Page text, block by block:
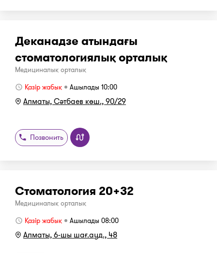
Деканадзе атындағы
стоматологиялық орталық
Медициналық орталық
Қазір жабық
Ашылады 10:00
Алматы, Сәтбаев көш., 90/29
Позвонить
Стоматология 20+32
Медициналық орталық
Қазір жабық
Ашылады 08:00
Алматы, 6-шы шағ.ауд., 48